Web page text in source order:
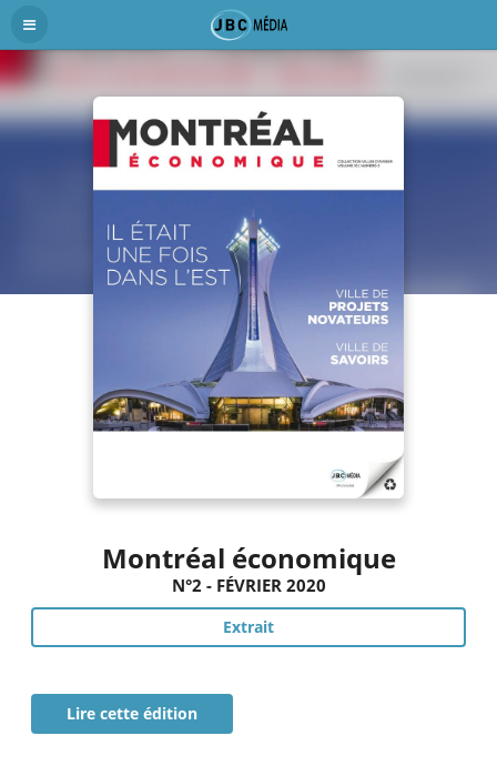
Montréal économique
N°2 - FÉVRIER 2020
Extrait
Lire cette édition